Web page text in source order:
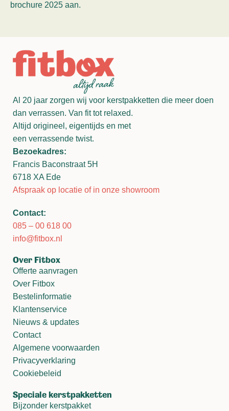
brochure 2025 aan.
Al 20 jaar zorgen wij voor kerstpakketten die meer doen
dan verrassen. Van fit tot relaxed.
Altijd origineel, eigentijds en met
een verrassende twist.
Bezoekadres:
Francis Baconstraat 5H
6718 XA Ede
Afspraak op locatie of in onze showroom
Contact:
085 – 00 618 00
info@fitbox.nl
Over Fitbox
Offerte aanvragen
Over Fitbox
Bestelinformatie
Klantenservice
Nieuws & updates
Contact
Algemene voorwaarden
Privacyverklaring
Cookiebeleid
Speciale kerstpakketten
Bijzonder kerstpakket